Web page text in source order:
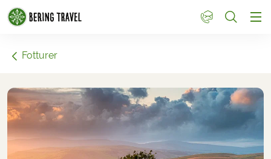
1
Fotturer